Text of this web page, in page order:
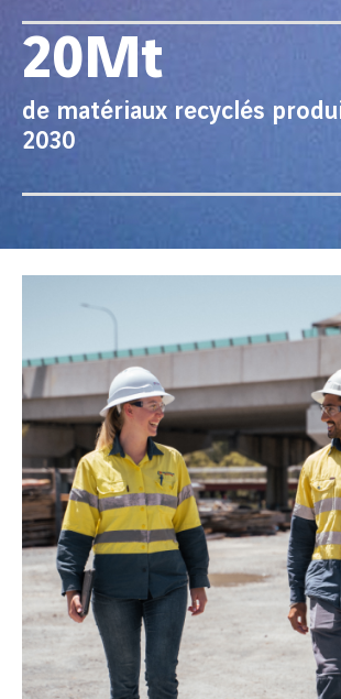
20Mt
de matériaux recyclés
2030